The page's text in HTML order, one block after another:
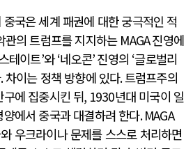
국은 세계 패권에 대한 궁극적인 적
관의 트럼프를 지지하는 MAGA진영에
테이트’와‘네오콘’진영의 ‘글로벌리
.차이는 정책 방향에 있다.트럼프주의
에 집중시킨 뒤, 1930년대 미국이 일
에서 중국과 대결하려 한다. MAGA
우크라이나 문제를 스스로 처리하면